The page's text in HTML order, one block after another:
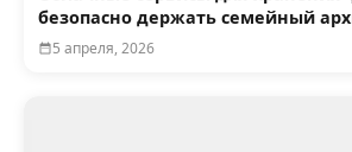
безопасно держать семейный
5 апреля, 2026